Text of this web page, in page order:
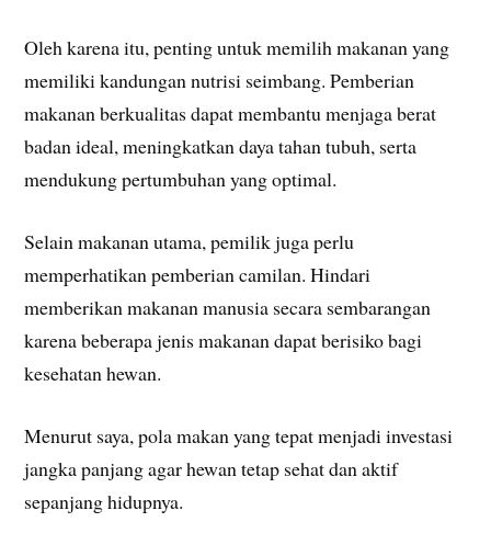
Oleh karena itu, penting untuk memilih makanan yang
memiliki kandungan nutrisi seimbang. Pemberian
makanan berkualitas dapat membantu menjaga berat
badan ideal, meningkatkan daya tahan tubuh, serta
mendukung pertumbuhan yang optimal.
Selain makanan utama, pemilik juga perlu
memperhatikan pemberian camilan. Hindari
memberikan makanan manusia secara sembarangan
karena beberapa jenis makanan dapat berisiko bagi
kesehatan hewan.
Menurut saya, pola makan yang tepat menjadi investasi
jangka panjang agar hewan tetap sehat dan aktif
sepanjang hidupnya.